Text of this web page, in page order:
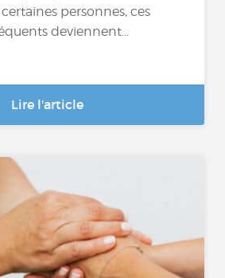
personnes, ces
deviennent...
Lire l'article